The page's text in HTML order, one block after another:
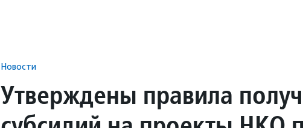
Новости
Утверждены правила